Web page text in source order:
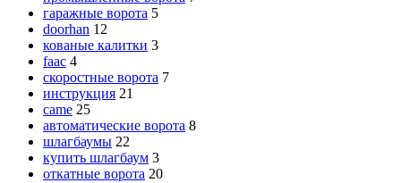
гаражные ворота 5
doorhan 12
кованые калитки 3
faac 4
скоростные ворота 7
инструкция 21
came 25
автоматические ворота 8
шлагбаумы 22
купить шлагбаум 3
откатные ворота 20